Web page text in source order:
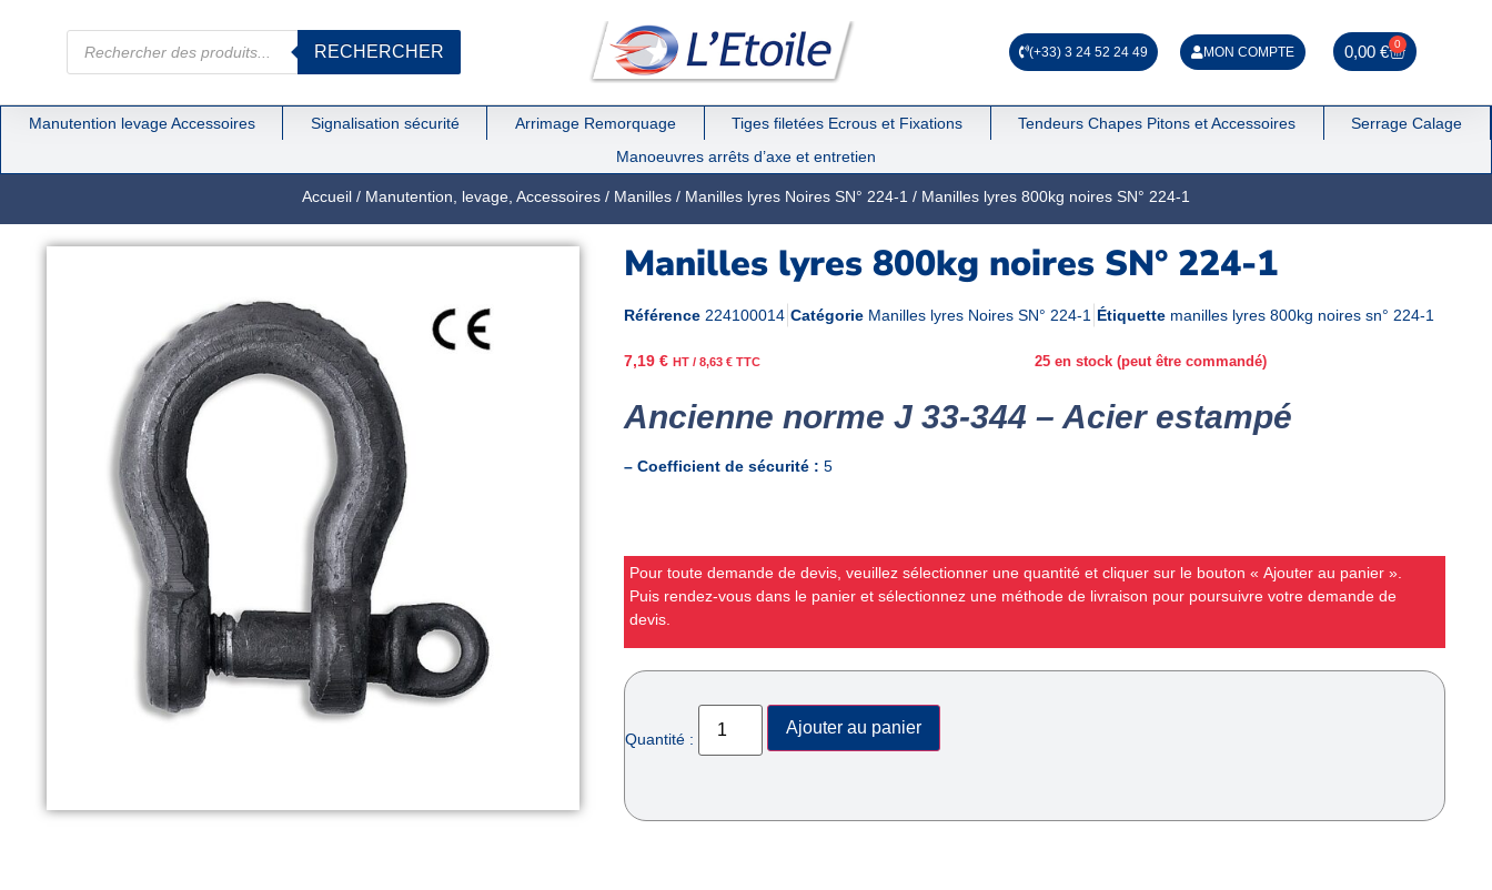
RECHERCHER (+33) 3 24 52 24 49 MON COMPTE 0,00€ 0
Manutention levage Accessoires Signalisation sécurité Arrimage Remorquage Tiges filetées Ecrous et Fixations Tendeurs Chapes Pitons et Accessoires
Serrage Calage
Manoeuvres arrêts d’axe et entretien
Accueil / Manutention, levage, Accessoires / Manilles / Manilles lyres Noires SN° 224-1 / Manilles lyres 800kg noires SN° 224-1
Manilles lyres 800kg noires SN° 224-1
Référence 224100014 Catégorie Manilles lyres Noires SN° 224-1 Étiquette manilles lyres 800kg noires sn° 224-1
7,19 € HT / 8,63 € TTC 25 en stock (peut être commandé)
Ancienne norme J 33-344 – Acier estampé
– Coefficient de sécurité : 5
Pour toute demande de devis, veuillez sélectionner une quantité et cliquer sur le bouton « Ajouter au panier ».
Puis rendez-vous dans le panier et sélectionnez une méthode de livraison pour poursuivre votre demande de
devis.
Quantité :
Ajouter au panier